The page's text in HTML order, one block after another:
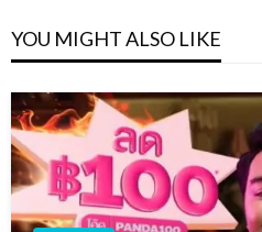
YOU MIGHT ALSO LIKE